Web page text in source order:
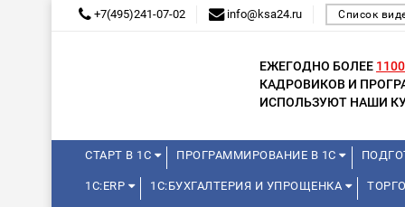
+7(495)241-07-02 info@ksa24.ru Список
ЕЖЕГОДНО БОЛЕЕ
КАДРОВИКОВ И
ИСПОЛЬЗУЮТ НАШИ
СТАРТ В 1С ПРОГРАММИРОВАНИЕ В 1С
1С:ERP 1С:БУХГАЛТЕРИЯ И УПРОЩЕНКА